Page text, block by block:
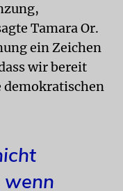
Tamara Or.
ein Zeichen
wir bereit
demokratischen
wenn